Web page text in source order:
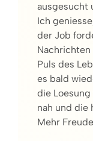
ausgesucht
Ich
der Job
Puls des
es bald
die
nah und die
Mehr